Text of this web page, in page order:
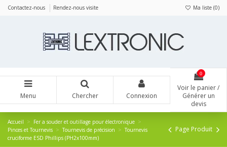
Contactez-nous Rendez-nous visite Ma liste (0)
Menu Chercher Connexion
0
Voir le panier /
Générer un
devis
Accueil
Fer a souder et outillage pour électronique
Pinces et Tournevis
Tournevis de précision
Tournevis
cruciforme ESD Phillips (PH2x100mm)
Page Produit
Panneau de gestion des cookies